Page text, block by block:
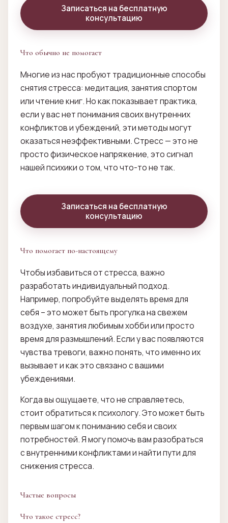
Записаться на бесплатную
консультацию
Что обычно не помогает
Многие из нас пробуют традиционные способы
снятия стресса: медитация, занятия спортом
или чтение книг. Но как показывает практика,
если у вас нет понимания своих внутренних
конфликтов и убеждений, эти методы могут
оказаться неэффективными. Стресс — это не
просто физическое напряжение, это сигнал
нашей психики о том, что что-то не так.
Записаться на бесплатную
консультацию
Что помогает по-настоящему
Чтобы избавиться от стресса, важно
разработать индивидуальный подход.
Например, попробуйте выделять время для
себя – это может быть прогулка на свежем
воздухе, занятия любимым хобби или просто
время для размышлений. Если у вас появляются
чувства тревоги, важно понять, что именно их
вызывает и как это связано с вашими
убеждениями.
Когда вы ощущаете, что не справляетесь,
стоит обратиться к психологу. Это может быть
первым шагом к пониманию себя и своих
потребностей. Я могу помочь вам разобраться
с внутренними конфликтами и найти пути для
снижения стресса.
Частые вопросы
Что такое стресс?